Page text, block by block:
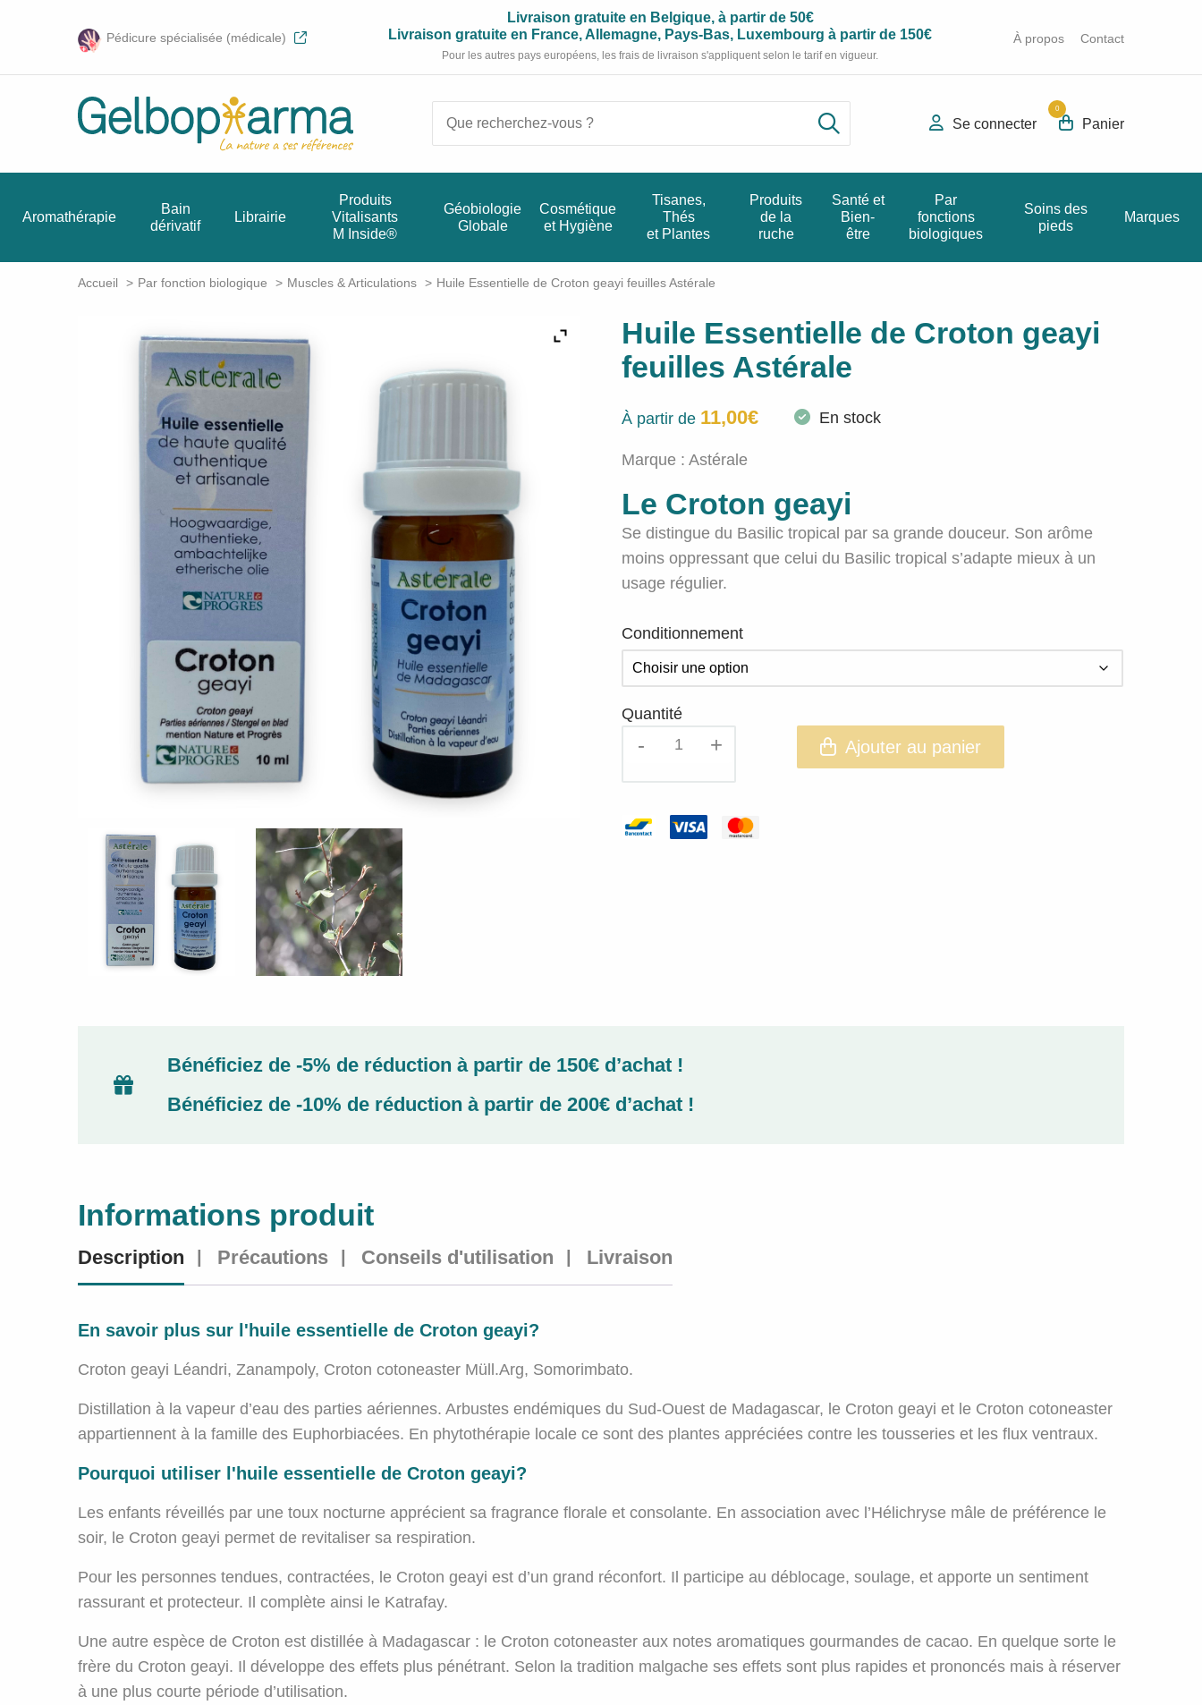
Pédicure spécialisée (médicale)
Livraison gratuite en Belgique, à partir de 50€
Livraison gratuite en France, Allemagne, Pays-Bas, Luxembourg à partir de 150€
Pour les autres pays européens, les frais de livraison s'appliquent selon le tarif en vigueur.
À propos Contact
Se connecter Panier
0
Aromathérapie
Bain
dérivatif
Librairie
Produits
Vitalisants
M Inside®
Géobiologie
Globale
Cosmétique
et Hygiène
Tisanes,
Thés
et Plantes
Produits
de la
ruche
Santé et
Bien-
être
Par
fonctions
biologiques
Soins des
pieds
Marques
Accueil Par fonction biologique Muscles & Articulations Huile Essentielle de Croton geayi feuilles Astérale
Huile Essentielle de Croton geayi
feuilles Astérale
À partir de 11,00€ En stock
Marque :Astérale
Le Croton geayi
Se distingue du Basilic tropical par sa grande douceur. Son arôme
moins oppressant que celui du Basilic tropical s’adapte mieux à un
usage régulier.
Conditionnement
Quantité
quantité
Huile
de
Ajouter au panier
Bénéficiez de -5% de réduction à partir de 150€ d’achat !
Bénéficiez de -10% de réduction à partir de 200€ d’achat !
Informations produit
Description Précautions Conseils d'utilisation Livraison
En savoir plus sur l'huile essentielle de Croton geayi?
Croton geayi Léandri, Zanampoly, Croton cotoneaster Müll.Arg, Somorimbato.
Distillation à la vapeur d’eau des parties aériennes. Arbustes endémiques du Sud-Ouest de Madagascar, le Croton geayi et le Croton cotoneaster
appartiennent à la famille des Euphorbiacées. En phytothérapie locale ce sont des plantes appréciées contre les tousseries et les flux ventraux.
Pourquoi utiliser l'huile essentielle de Croton geayi?
Les enfants réveillés par une toux nocturne apprécient sa fragrance florale et consolante. En association avec l’Hélichryse mâle de préférence le
soir, le Croton geayi permet de revitaliser sa respiration.
Pour les personnes tendues, contractées, le Croton geayi est d’un grand réconfort. Il participe au déblocage, soulage, et apporte un sentiment
rassurant et protecteur. Il complète ainsi le Katrafay.
Une autre espèce de Croton est distillée à Madagascar : le Croton cotoneaster aux notes aromatiques gourmandes de cacao. En quelque sorte le
frère du Croton geayi. Il développe des effets plus pénétrant. Selon la tradition malgache ses effets sont plus rapides et prononcés mais à réserver
à une plus courte période d’utilisation.